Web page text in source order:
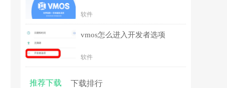
软件
vmos怎么进入开发者选项
软件
推荐下载 下载排行